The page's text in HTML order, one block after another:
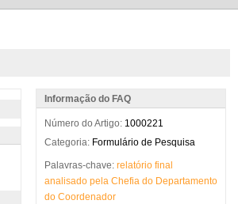
Informação do FAQ
Número do Artigo: 1000221
Categoria: Formulário de Pesquisa
Palavras-chave: relatório final
analisado pela Chefia do Departamento
do Coordenador